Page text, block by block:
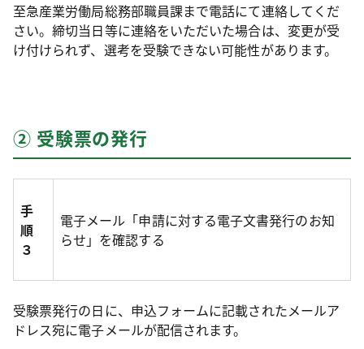
至急産業労働局総務部職員課まで電話にて連絡してくだ
さい。締切当日等に連絡をいただいた場合は、変更が受
け付けられず、選考を受験できない可能性があります。
② 受験票の発行
手
順
３
電子メール「申請に対する電子文書発行のお知
らせ」を確認する
受験票発行の日に、申込フォームに記載されたメールア
ドレス宛に電子メールが配信されます。